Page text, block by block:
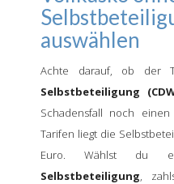
auswählen
Achte darauf, ob der
Selbstbeteiligung
Schadensfall noch
Tarifen liegt die
Euro. Wählst du
Selbstbeteiligung,